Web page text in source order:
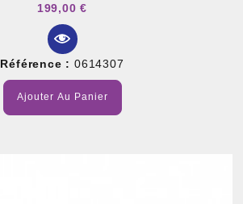
199,00 €
Référence : 0614307
Ajouter Au Panier